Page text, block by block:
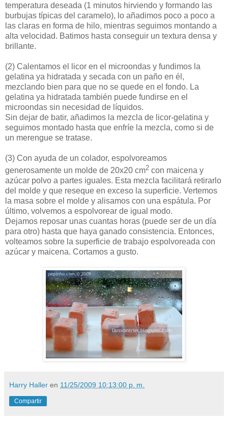
temperatura deseada (1 minutos hirviendo y formando las
burbujas típicas del caramelo), lo añadimos poco a poco a
las claras en forma de hilo, mientras seguimos montando a
alta velocidad. Batimos hasta conseguir un textura densa y
brillante.
(2) Calentamos el licor en el microondas y fundimos la
gelatina ya hidratada y secada con un paño en él,
mezclando bien para que no se quede en el fondo. La
gelatina ya hidratada también puede fundirse en el
microondas sin necesidad de líquidos.
Sin dejar de batir, añadimos la mezcla de licor-gelatina y
seguimos montado hasta que enfríe la mezcla, como si de
un merengue se tratase.
(3) Con ayuda de un colador, espolvoreamos
generosamente un molde de 20x20 cm2 con maicena y
azúcar polvo a partes iguales. Esta mezcla facilitará retirarlo
del molde y que reseque en exceso la superficie. Vertemos
la masa sobre el molde y alisamos con una espátula. Por
último, volvemos a espolvorear de igual modo.
Dejamos reposar unas cuantas horas (puede ser de un día
para otro) hasta que haya ganado consistencia. Entonces,
volteamos sobre la superficie de trabajo espolvoreada con
azúcar y maicena. Cortamos a gusto.
Harry Haller en 11/25/2009 10:13:00 p. m.
Compartir